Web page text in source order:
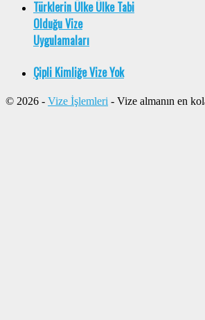
Türklerin Ülke Ülke Tabi
Olduğu Vize
Uygulamaları
Çipli Kimliğe Vize Yok
© 2026 - Vize İşlemleri - Vize almanın en